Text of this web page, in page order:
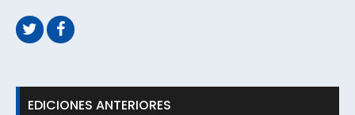
EDICIONES ANTERIORES